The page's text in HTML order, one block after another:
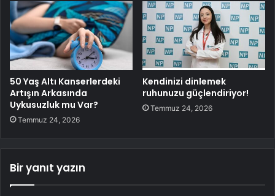
50 Yaş Altı Kanserlerdeki
Artışın Arkasında
Uykusuzluk mu Var?
Temmuz 24, 2026
Kendinizi dinlemek
ruhunuzu güçlendiriyor!
Temmuz 24, 2026
Bir yanıt yazın